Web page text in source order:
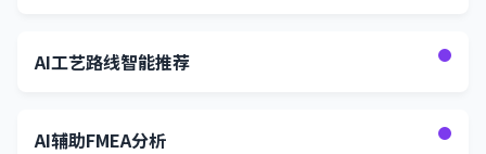
AI工艺路线智能推荐
AI辅助FMEA分析